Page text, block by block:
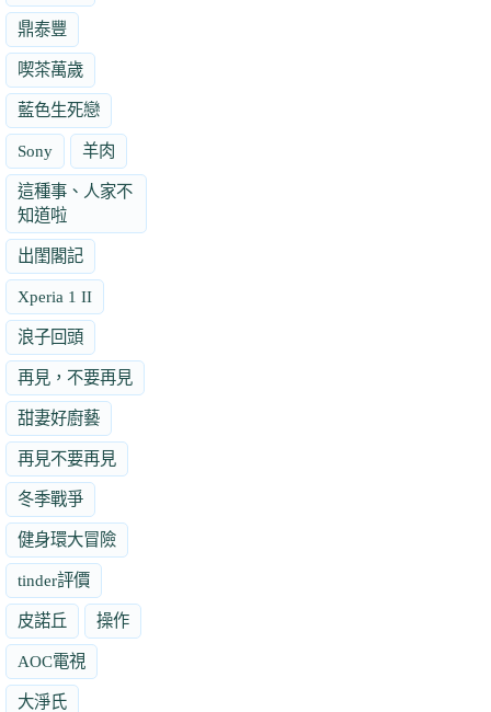
鼎泰豐
喫茶萬歲
藍色生死戀
Sony 羊肉
這種事、人家不
知道啦
出閨閣記
Xperia 1 II
浪子回頭
再見，不要再見
甜妻好廚藝
再見不要再見
冬季戰爭
健身環大冒險
tinder評價
皮諾丘 操作
AOC電視
大淨氏